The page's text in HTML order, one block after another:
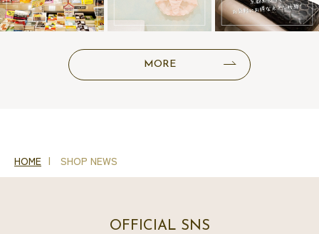
MORE
HOME SHOP NEWS
OFFICIAL SNS